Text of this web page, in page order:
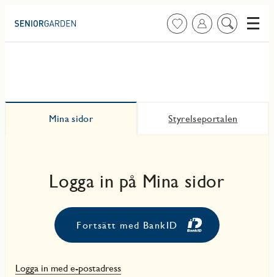
FavoriterLogga in
Sök
på
Meny
Mina sidor Styrelseportalen
Logga in på Mina sidor
Fortsätt med BankID
Logga in med e-postadress